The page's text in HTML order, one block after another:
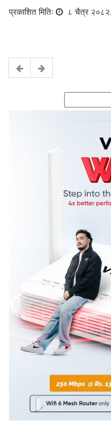
प्रकाशित मितिः ८ चैत्र
for: